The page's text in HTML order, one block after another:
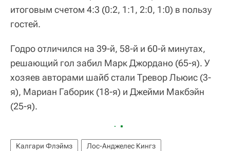
итоговым счетом 4:3 (0:2, 1:1, 2:0, 1:0) в пользу
гостей.
Годро отличился на 39-й, 58-й и 60-й минутах,
решающий гол забил Марк Джордано (65-я). У
хозяев авторами шайб стали Тревор Льюис (3-
я), Мариан Габорик (18-я) и Джейми Макбэйн
(25-я).
Калгари Флэймз Лос-Анджелес Кингз